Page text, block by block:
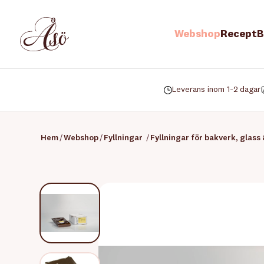
Webshop Recept
Leverans inom 1-2 dagar
Hem /Webshop / Fyllningar / Fyllningar för bakverk, glass